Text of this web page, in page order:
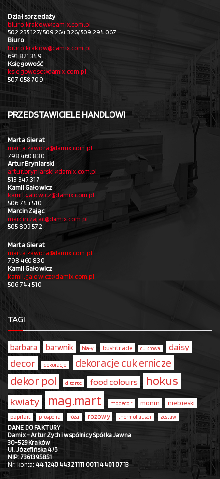
Dział sprzedaży
biuro.krakow@damix.com.pl
502 235 127/ 509 264 326/ 509 294 067
Biuro
biuro.krakow@damix.com.pl
691 821 349
Księgowość
ksiegowosc@damix.com.pl
507 058 709
PRZEDSTAWICIELE HANDLOWI
Marta Gierat
marta.zawora@damix.com.pl
798 460 830
Artur Bryniarski
artur.bryniarski@damix.com.pl
513 347 317
Kamil Gałowicz
kamil.galowicz@damix.com.pl
506 744 510
Marcin Zając
marcin.zajac@damix.com.pl
505 809 572
Marta Gierat
marta.zawora@damix.com.pl
798 460 830
Kamil Gałowicz
kamil.galowicz@damix.com.pl
506 744 510
TAGI
barbara barwnik biały bushtrade cukrowa daisy
decor dekoracje dekoracje cukiernicze
dekor pol ditarte food colours hokus
kwiaty mag.mart modecor monin niebieski
papilart prospona róża różowy thermohauser zestaw
DANE DO FAKTURY
Damix – Artur Zych i wspólnicy Spółka Jawna
30-529 Kraków
Ul. Józefińska 4/6
NIP: 7361395851
Nr. konta: 44 1240 4432 1111 0011 4401 0713